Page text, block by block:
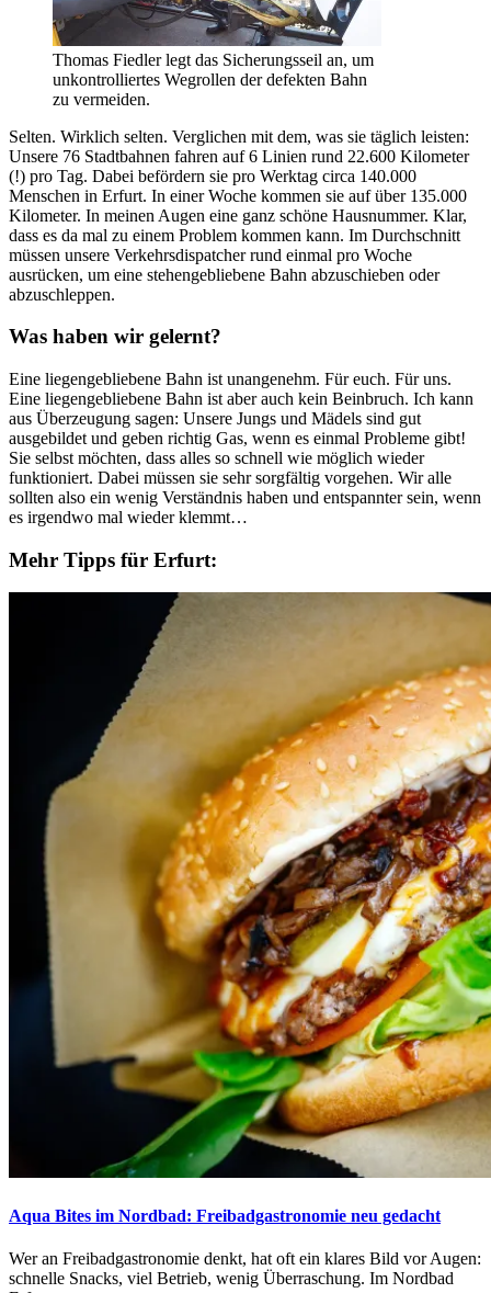
Thomas Fiedler legt das Sicherungsseil an, um
unkontrolliertes Wegrollen der defekten Bahn
zu vermeiden.
Selten. Wirklich selten. Verglichen mit dem, was sie täglich leisten:
Unsere 76 Stadtbahnen fahren auf 6 Linien rund 22.600 Kilometer
(!) pro Tag. Dabei befördern sie pro Werktag circa 140.000
Menschen in Erfurt. In einer Woche kommen sie auf über 135.000
Kilometer. In meinen Augen eine ganz schöne Hausnummer. Klar,
dass es da mal zu einem Problem kommen kann. Im Durchschnitt
müssen unsere Verkehrsdispatcher rund einmal pro Woche
ausrücken, um eine stehengebliebene Bahn abzuschieben oder
abzuschleppen.
Was haben wir gelernt?
Eine liegengebliebene Bahn ist unangenehm. Für euch. Für uns.
Eine liegengebliebene Bahn ist aber auch kein Beinbruch. Ich kann
aus Überzeugung sagen: Unsere Jungs und Mädels sind gut
ausgebildet und geben richtig Gas, wenn es einmal Probleme gibt!
Sie selbst möchten, dass alles so schnell wie möglich wieder
funktioniert. Dabei müssen sie sehr sorgfältig vorgehen. Wir alle
sollten also ein wenig Verständnis haben und entspannter sein, wenn
es irgendwo mal wieder klemmt…
Mehr Tipps für Erfurt:
Aqua Bites im Nordbad: Freibadgastronomie neu gedacht
Wer an Freibadgastronomie denkt, hat oft ein klares Bild vor Augen:
schnelle Snacks, viel Betrieb, wenig Überraschung. Im Nordbad